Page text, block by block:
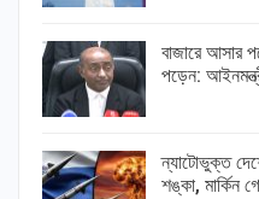
বাজারে আসার
পড়েন:
ন্যাটোভুক্ত দেশে
শঙ্কা, মার্কিন